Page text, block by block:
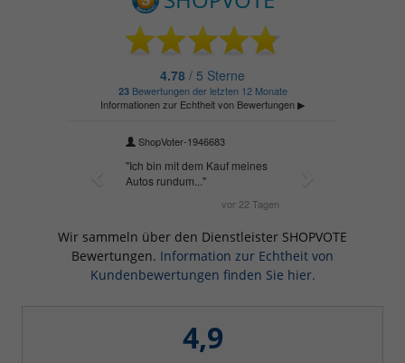
Wir sammeln über den Dienstleister SHOPVOTE
Bewertungen. Information zur Echtheit von
Kundenbewertungen finden Sie hier.
4,9